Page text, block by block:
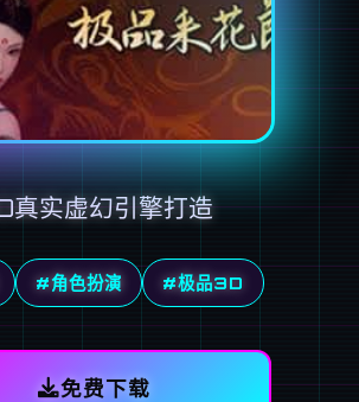
真实虚幻引擎打造
#角色扮演 #极品3D
免费下载